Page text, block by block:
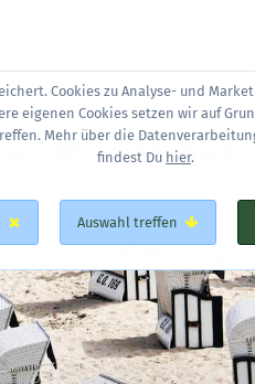
Cookies zu Analyse- und
eigenen Cookies setzen wir auf
Mehr über die
findest Du hier.
Auswahl treffen
auf